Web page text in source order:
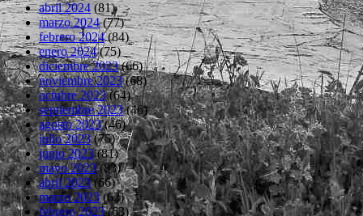
abril 2024(81)
marzo 2024(77)
febrero 2024(84)
enero 2024(75)
diciembre 2023(66)
noviembre 2023(68)
octubre 2023(64)
septiembre 2023(46)
agosto 2023(46)
julio 2023(75)
junio 2023(81)
mayo 2023(83)
abril 2023(66)
marzo 2023(62)
febrero 2023(63)